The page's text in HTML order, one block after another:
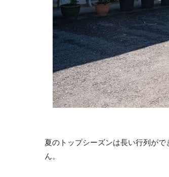
夏のトップシーズンは長い行列が
ん。